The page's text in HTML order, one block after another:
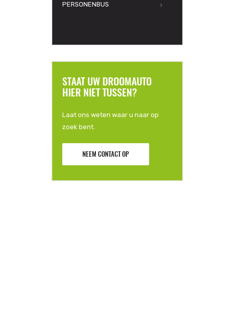
PERSONENBUS
STAAT UW DROOMAUTO
HIER NIET TUSSEN?
Laat ons weten waar u naar op
zoek bent.
NEEM CONTACT OP